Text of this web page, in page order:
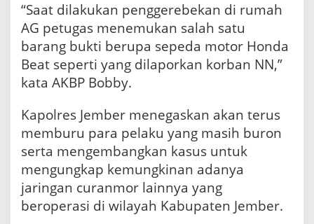
“Saat dilakukan penggerebekan di rumah
AG petugas menemukan salah satu
barang bukti berupa sepeda motor Honda
Beat seperti yang dilaporkan korban NN,”
kata AKBP Bobby.
Kapolres Jember menegaskan akan terus
memburu para pelaku yang masih buron
serta mengembangkan kasus untuk
mengungkap kemungkinan adanya
jaringan curanmor lainnya yang
beroperasi di wilayah Kabupaten Jember.